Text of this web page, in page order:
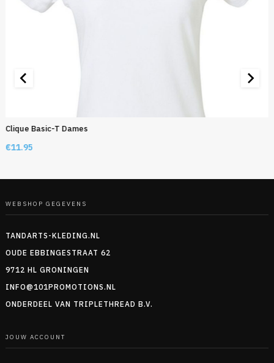
Clique Basic-T Dames
€11.95
WEBSHOP GEGEVENS
TANDARTS-KLEDING.NL
OUDE EBBINGESTRAAT 62
9712 HL GRONINGEN
INFO@101PROMOTIONS.NL
ONDERDEEL VAN TRIPLETHREAD B.V.
JOUW ACCOUNT